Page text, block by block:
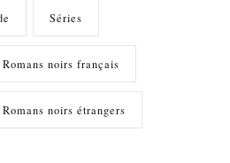
Séries
noirs français
noirs étrangers